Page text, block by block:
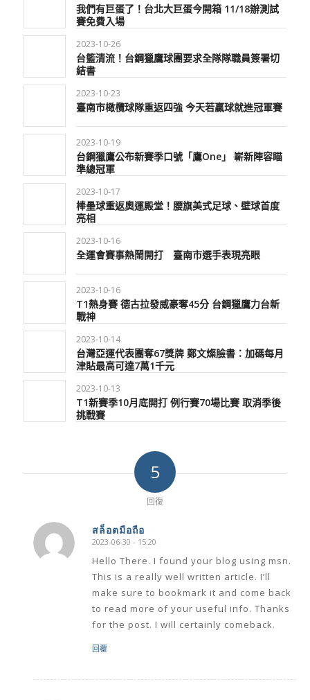
我們有巨蛋了！台北大巨蛋今開箱 11/18辦測試
賽免費入場
2023-10-26
台籃清流！台鋼獵鷹球團要求全隊隊職員簽署切
結書
2023-10-23
臺南市橄欖球隊重返四強 今天若贏球就進冠軍賽
2023-10-19
台鋼獵鷹公布新賽季口號「鷹One」 嶄新陣容瞄
準總冠軍
2023-10-17
棒壘球重返奧運殿堂！腰旗美式足球、壁球首度
亮相
2023-10-16
全運會賽事熱鬧開打 臺南市選手表現亮眼
2023-10-16
T1熱身賽 德古拉發威豪奪45分 台鋼獵鷹力台新
戰神
2023-10-14
台灣亞運代表團奪67獎牌 鄭文燦臉書：加碼每月
津貼最高可達7萬1千元
2023-10-13
T1新賽季10月底開打 例行賽70場比賽 取消季後
挑戰賽
5
回復
สล็อตมือถือ
says:
2023-06-30 - 15:20
Hello There. I found your blog using msn.
This is a really well written article. I’ll
make sure to bookmark it and come back
to read more of your useful info. Thanks
for the post. I will certainly comeback.
回覆